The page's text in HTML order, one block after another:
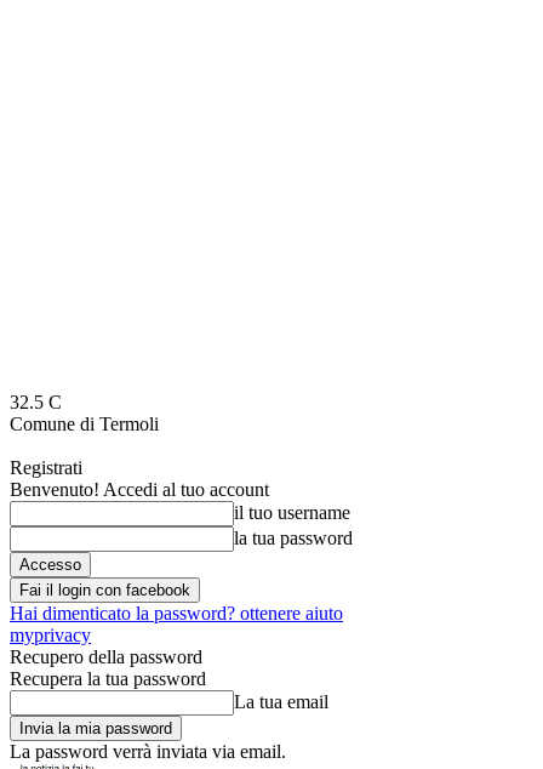
32.5 C
Comune di Termoli
Registrati
Benvenuto! Accedi al tuo account
il tuo username
la tua password
Fai il login con facebook
Hai dimenticato la password? ottenere aiuto
myprivacy
Recupero della password
Recupera la tua password
La tua email
La password verrà inviata via email.